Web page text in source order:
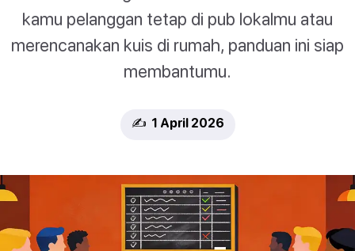
kamu pelanggan tetap di pub lokalmu atau
merencanakan kuis di rumah, panduan ini siap
membantumu.
✍️ 1 April 2026